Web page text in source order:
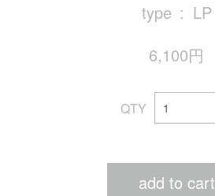
type
LP
6,100円
QTY
add to cart